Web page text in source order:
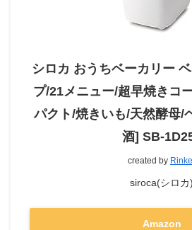
シロカ おうちベーカリー
プ/21メニュー/超早焼きコ
パクト/焼きいも/天然酵母/
酒] SB-
created by
siroca(シロカ)
Amazon